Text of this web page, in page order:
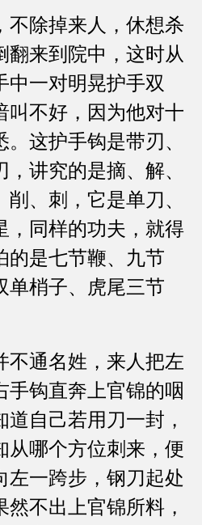
不除掉来人，休想杀
翻来到院中，这时从
中一对明晃护手双
叫不好，因为他对十
这护手钩是带刃、
讲究的是摘、解、
、刺，它是单刀、
，同样的功夫，就得
的是七节鞭、九节
单梢子、虎尾三节
不通名姓，来人把左
手钩直奔上官锦的咽
自己若用刀一封，
从哪个方位刺来，便
左一跨步，钢刀起处
不出上官锦所料，